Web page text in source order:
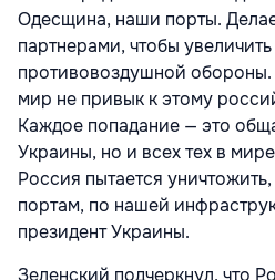
Одесщина, наши порты.
партнерами, чтобы
противовоздушной
мир не привык к этому
Каждое попадание — это
Украины, но и всех тех в
Россия пытается
портам, по нашей
президент Украины.
Зеленский подчеркнул, что